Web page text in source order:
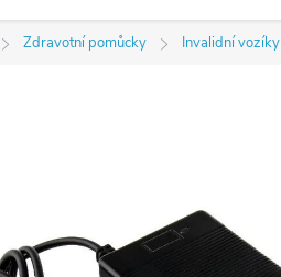
Zdravotní pomůcky Invalidní vozíky